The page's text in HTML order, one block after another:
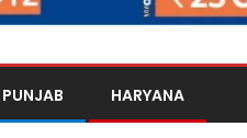
PUNJAB HARYANA